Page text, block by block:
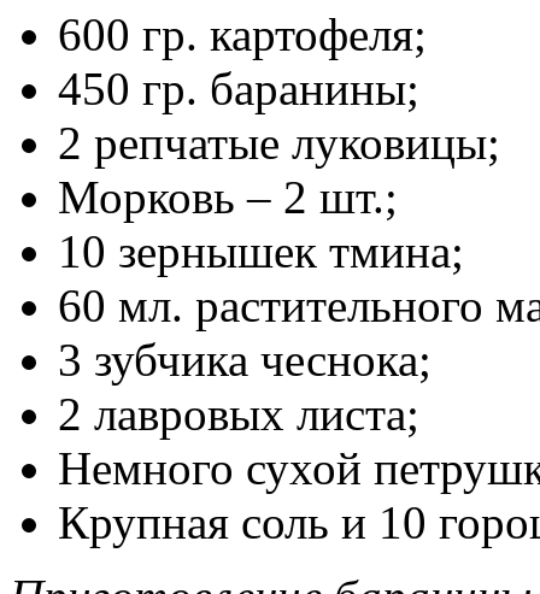
600 гр. картофеля;
450 гр. баранины;
2 репчатые луковицы;
Морковь – 2 шт.;
10 зернышек тмина;
60 мл. растительного
3 зубчика чеснока;
2 лавровых листа;
Немного сухой
Крупная соль и 10